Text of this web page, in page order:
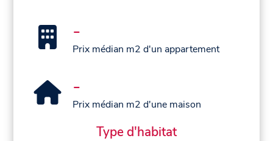
-
Prix médian m2 d'un appartement
-
Prix médian m2 d'une maison
Type d'habitat